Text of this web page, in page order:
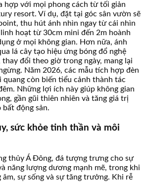
hợp với mọi phong cách từ tối giản
resort. Ví dụ, đặt tại góc sân vườn sẽ
thu hút ánh nhìn ngay từ cái nhìn
hoạt từ 30cm mini đến 2m hoành
ở mọi không gian. Hơn nữa, ánh
lá cây tạo hiệu ứng bóng đổ nghệ
đổi theo giờ trong ngày, mang lại
Năm 2026, các mẫu tích hợp đèn
quang còn biến tiểu cảnh thành tác
Những lợi ích này giúp không gian
gần gũi thiên nhiên và tăng giá trị
bất động sản.
sức khỏe tinh thần và môi
thủy Á Đông, đá tượng trưng cho sự
năng lượng dương mạnh mẽ, trong khi
âm, sự sống và sự tăng trưởng. Khi rễ